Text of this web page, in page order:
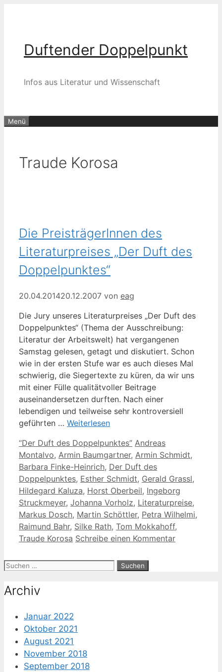
Duftender Doppelpunkt
Infos aus Literatur und Wissenschaft
Menü
Traude Korosa
Die PreisträgerInnen des
Literaturpreises „Der Duft des
Doppelpunktes“
20.04.201420.12.2007 von eag
Die Jury unseres Literaturpreises „Der Duft des
Doppelpunktes“ (Thema der Ausschreibung:
Literatur der Arbeitswelt) hat vergangenen
Samstag gelesen, getagt und diskutiert. Schon
wie in der ersten Stufe war es auch dieses Mal
schwierig, die Siegertexte zu küren, da wir uns
mit einer Fülle qualitätvoller Beitrage
auseinandersetzen durften. Nach einer
lebendigen und teilweise sehr kontroversiell
geführten … Weiterlesen
Kategorien
“Der Duft des Doppelpunktes” Schlagwörter
Andreas
Montalvo, Armin Baumgartner, Armin Schmidt,
Barbara Finke-Heinrich, Der Duft des
Doppelpunktes, Esther Schmidt, Gerald Grassl,
Hildegard Kaluza, Horst Oberbeil, Ingeborg
Struckmeyer, Johanna Vorholz, Literaturpreise,
Markus Dosch, Martin Schöttler, Petra Wilhelmi,
Raimund Bahr, Silke Rath, Tom Mokkahoff,
Traude Korosa Schreibe einen Kommentar
Suche
Archiv
Januar 2022
Oktober 2021
August 2021
November 2018
September 2018